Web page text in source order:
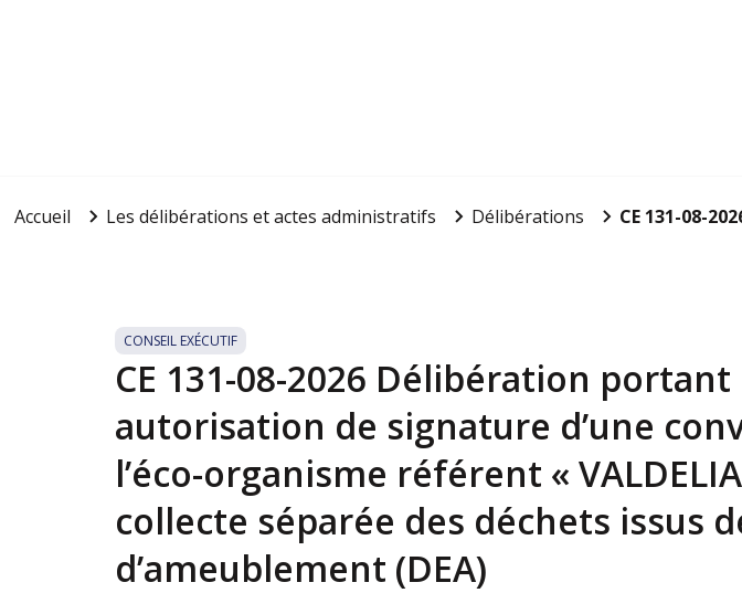
Accueil Les délibérations et actes administratifs Délibérations CE 131-08-
CONSEIL EXÉCUTIF
CE 131-08-2026 Délibération portant
autorisation de signature d’une
l’éco-organisme référent «
collecte séparée des déchets issus
d’ameublement (DEA)